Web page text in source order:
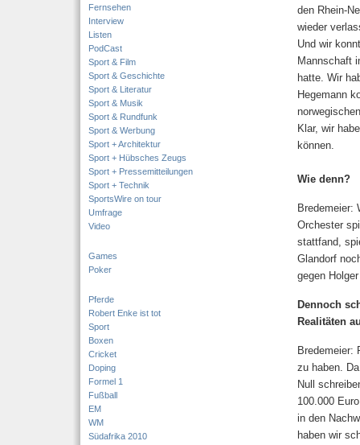
Fernsehen
Interview
Listen
PodCast
Sport & Film
Sport & Geschichte
Sport & Literatur
Sport & Musik
Sport & Rundfunk
Sport & Werbung
Sport + Architektur
Sport + Hübsches Zeugs
Sport + Pressemitteilungen
Sport + Technik
SportsWire on tour
Umfrage
Video
Games
Poker
Pferde
Robert Enke ist tot
Sport
Boxen
Cricket
Doping
Formel 1
Fußball
EM
WM
Südafrika 2010
den Rhein-
wieder
Und wir
Mannschaft
hatte. Wir
Hegemann
Klar, wir
können.
Wie denn?
Bredemeier:
Orchester
stattfand,
Glandorf
gegen
Dennoch
Realitäten
Bredemeier:
zu haben.
Null
100.000
in den
haben wir